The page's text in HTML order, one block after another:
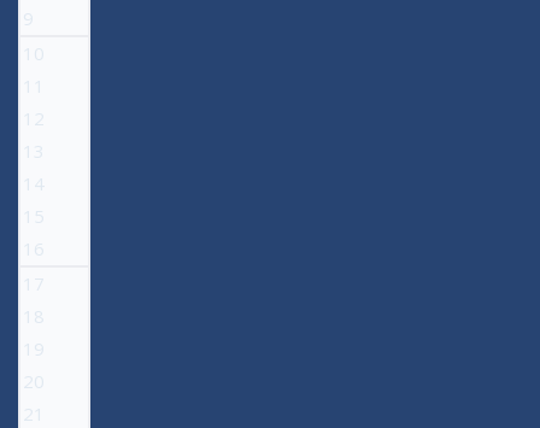
9
10
11
12
13
14
15
16
17
18
19
20
21